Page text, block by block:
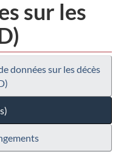
sur les
données sur les décès